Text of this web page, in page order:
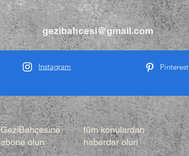
gezibahcesi@gmail.com
Instagram Pinterest
GeziBahçesine
abone olun
tüm konulardan
haberdar olun